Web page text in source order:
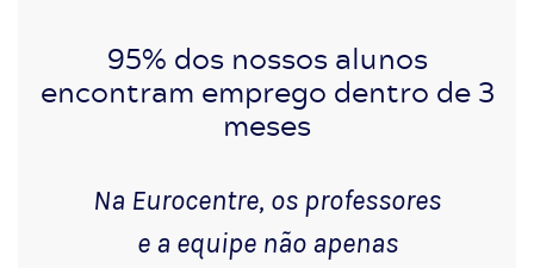
95% dos nossos alunos
encontram emprego dentro de 3
meses
Na Eurocentre, os professores
e a equipe não apenas